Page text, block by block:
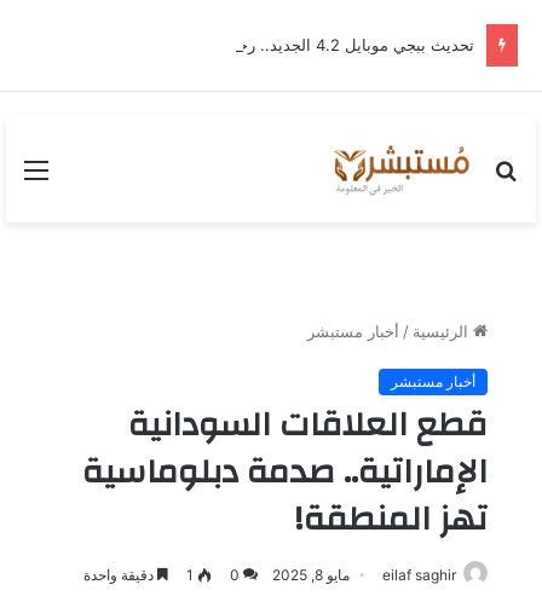
بحث
الرئيسية / أخبار مستبشر
أخبار مستبشر
قطع العلاقات السودانية
الإماراتية.. صدمة دبلوماسية
تهز المنطقة!
eilaf saghir مايو 8, 2025 0
1 دقيقة واحدة